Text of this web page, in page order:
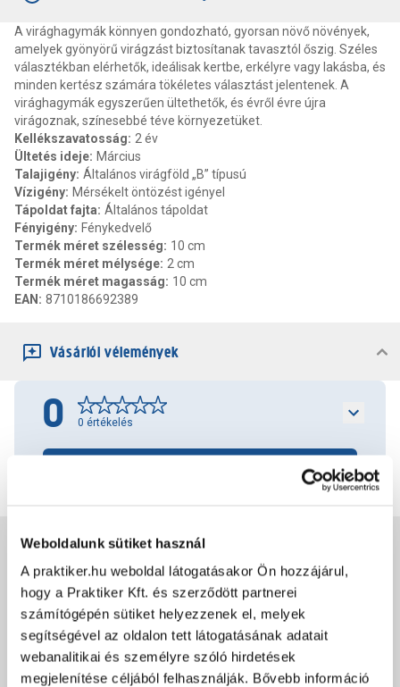
Weboldalunk sütiket használ
A praktiker.hu weboldal látogatásakor Ön hozzájárul,
hogy a Praktiker Kft. és szerződött partnerei
számítógépén sütiket helyezzenek el, melyek
segítségével az oldalon tett látogatásának adatait
webanalitikai és személyre szóló hirdetések
megjelenítése céljából felhasználják. Bővebb információ
A virághagymák könnyen gondozható, gyorsan növő növények,
amelyek gyönyörű virágzást biztosítanak tavasztól őszig. Széles
választékban elérhetők, ideálisak kertbe, erkélyre vagy lakásba, és
minden kertész számára tökéletes választást jelentenek. A
virághagymák egyszerűen ültethetők, és évről évre újra
virágoznak, színesebbé téve környezetüket.
Kellékszavatosság: 2 év
Ültetés ideje: Március
Talajigény: Általános virágföld „B” típusú
Vízigény: Mérsékelt öntözést igényel
Tápoldat fajta: Általános tápoldat
Fényigény: Fénykedvelő
Termék méret szélesség: 10 cm
Termék méret mélysége: 2 cm
Termék méret magasság: 10 cm
EAN : 8710186692389
Vásárlói vélemények
0 0 értékelés
Jótállás, szavatosság
Csomagolási és súly információk
Dokumentumok, felelős személy